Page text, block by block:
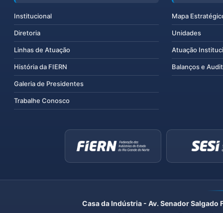
Institucional
Diretoria
Linhas de Atuação
História da FIERN
Galeria de Presidentes
Trabalhe Conosco
Mapa
Unidades
Atuação
Balanços e
Casa da Indústria - Av. Senador